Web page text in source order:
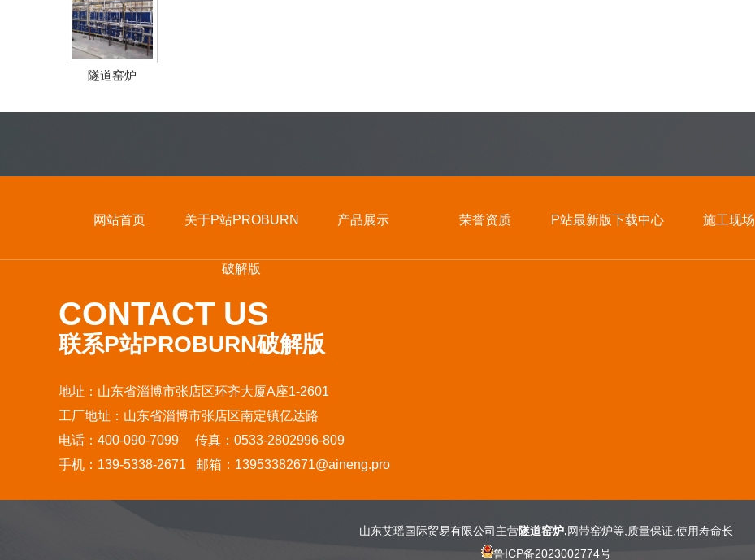
隧道窑炉
网站首页 关于P站PROBURN
破解版
产品展示 荣誉资质 P站最新版下载中心 施工现场
CONTACT US
联系P站PROBURN破解版
地址：山东省淄博市张店区环齐大厦A座1-2601
工厂地址：山东省淄博市张店区南定镇亿达路
电话：400-090-7099 传真：0533-2802996-809
手机：139-5338-2671 邮箱：13953382671@aineng.pro
山东艾瑶国际贸易有限公司主营隧道窑炉,网带窑炉等,质量保证,使用寿命长
鲁ICP备2023002774号